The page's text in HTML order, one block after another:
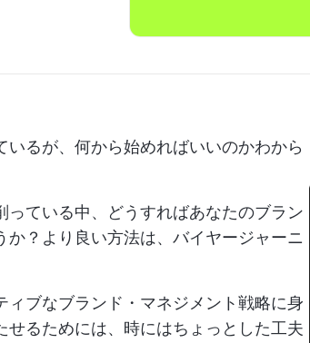
るが、何から始めればいいのかわから
ている中、どうすればあなたのブラン
か？より良い方法は、バイヤージャーニ
ブなブランド・マネジメント戦略に身
るためには、時にはちょっとした工夫